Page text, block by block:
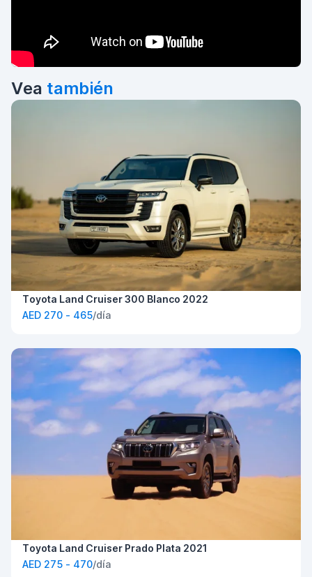
Vea también
Toyota Land Cruiser 300 Blanco 2022
AED 270 - 465/día
Toyota Land Cruiser Prado Plata 2021
AED 275 - 470/día